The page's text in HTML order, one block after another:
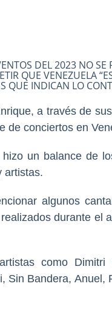
DEL 2023 NO
QUE VENEZUELA
QUE INDICAN LO
a través de
de conciertos en
un balance de
artistas.
algunos
durante el
como Dimitri
Sin Bandera, Anuel,